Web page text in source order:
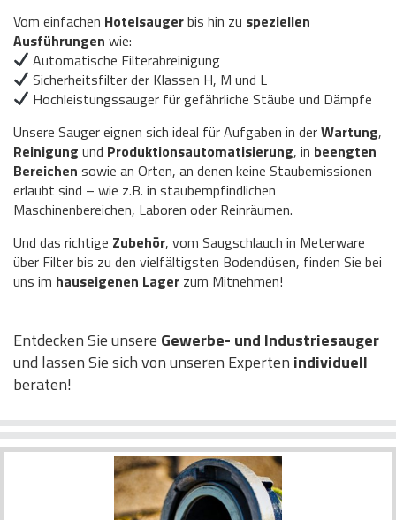
Vom einfachen Hotelsaugerbis hin zu speziellen
Ausführungen wie:
Automatische Filterabreinigung
Sicherheitsfilter der Klassen H, M und L
Hochleistungssauger für gefährliche Stäube und Dämpfe
Unsere Sauger eignen sich ideal für Aufgaben in derWartung,
Reinigung und Produktionsautomatisierung, in beengten
Bereichen sowie an Orten, an denen keine Staubemissionen
erlaubt sind – wie z.B. in staubempfindlichen
Maschinenbereichen, Laboren oder Reinräumen.
Und das richtige Zubehör, vom Saugschlauch in Meterware
über Filter bis zu den vielfältigsten Bodendüsen, finden Sie bei
uns im hauseigenen Lager zum Mitnehmen!
Entdecken Sie unsere Gewerbe- und Industriesauger
und lassen Sie sich von unseren Experten individuell
beraten!